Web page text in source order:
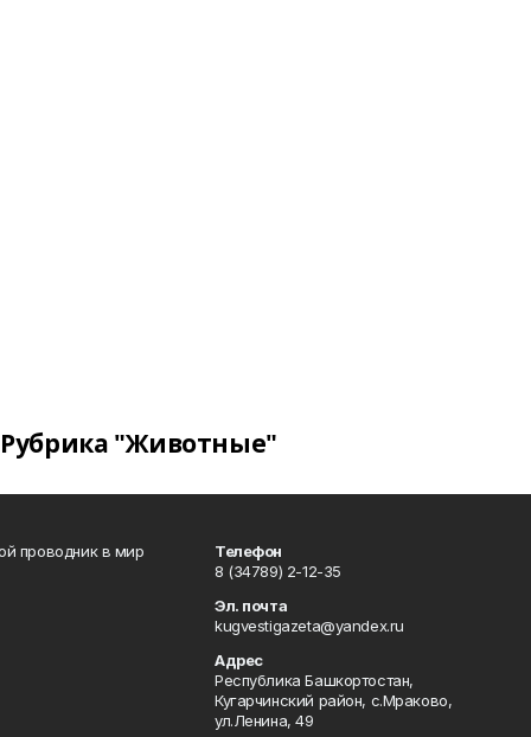
Рубрика "Животные"
проводник в мир
Телефон
8 (34789) 2-12-35
Эл. почта
kugvestigazeta@yandex.ru
Адрес
Республика Башкортостан,
Кугарчинский район, с.Мраково,
ул.Ленина, 49